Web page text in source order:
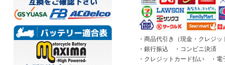
・商品代引き（現金・クレジ
・銀行振込 ・コンビニ決済
・クレジットカード払い ・電